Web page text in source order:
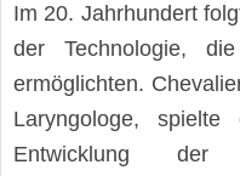
Im 20. Jahrhundert
der Technologie,
ermöglichten.
Laryngologe,
Entwicklung der